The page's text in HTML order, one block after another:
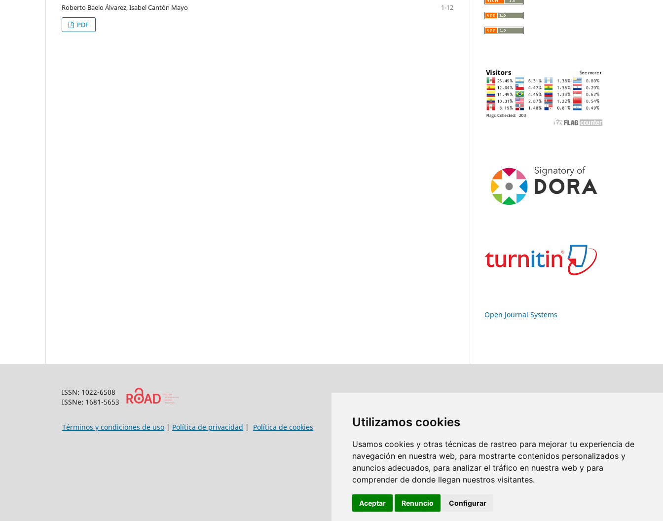
Utilizamos cookies
Usamos cookies y otras técnicas de rastreo para mejorar tu experiencia de
navegación en nuestra web, para mostrarte contenidos personalizados y
anuncios adecuados, para analizar el tráfico en nuestra web y para
comprender de donde llegan nuestros visitantes.
Aceptar Renuncio Configurar
Roberto Baelo Álvarez, Isabel Cantón Mayo
1-12
PDF
Open Journal Systems
ISSN: 1022-6508
ISSNe: 1681-5653
Términos y condiciones de uso | Política de privacidad | Política de cookies